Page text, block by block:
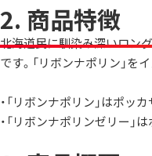
2. 商品特徴
北海道民に馴染み深いロン
です。「リボンナポリン」を
・「リボンナポリン」はポッ
・「リボンナポリンゼリー」